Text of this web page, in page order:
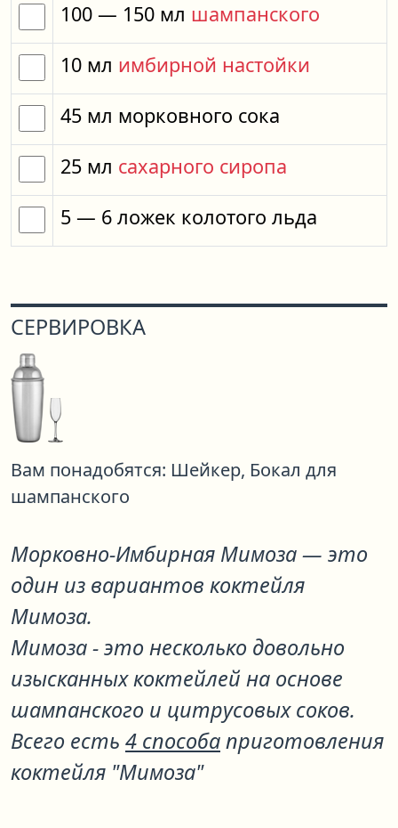
100 — 150 мл шампанского
10 мл имбирной настойки
45 мл морковного сока
25 мл сахарного сиропа
5 — 6 ложек колотого льда
СЕРВИРОВКА
Вам понадобятся: Шейкер, Бокал для
шампанского
Морковно-Имбирная Мимоза— это
один из вариантов коктейля
Мимоза.
Мимоза - это несколько довольно
изысканных коктейлей на основе
шампанского и цитрусовых соков.
Всего есть 4 способаприготовления
коктейля "Мимоза"